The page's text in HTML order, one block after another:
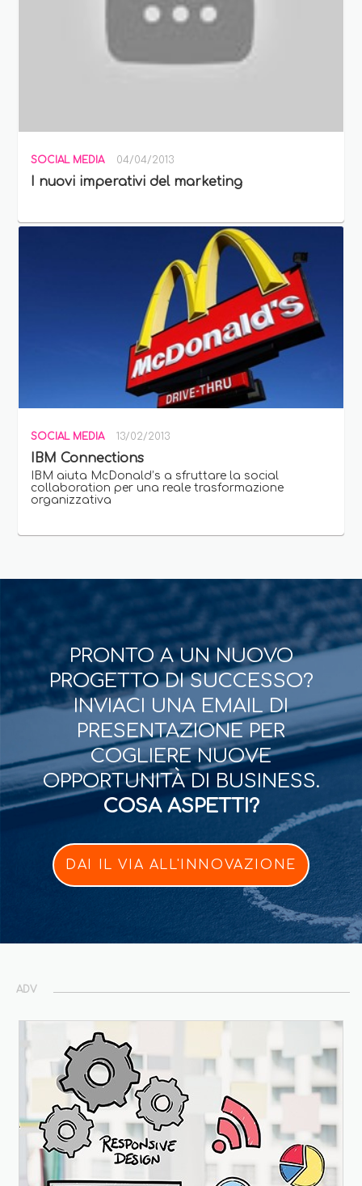
SOCIAL MEDIA 04/04/2013
I nuovi imperativi del marketing
SOCIAL MEDIA 13/02/2013
IBM Connections
IBM aiuta McDonald’s a sfruttare la social
collaboration per una reale trasformazione
organizzativa
PRONTO A UN NUOVO
PROGETTO DI SUCCESSO?
INVIACI UNA EMAIL DI
PRESENTAZIONE PER
COGLIERE NUOVE
OPPORTUNITÀ DI BUSINESS.
COSA ASPETTI?
DAI IL VIA ALL'INNOVAZIONE
ADV